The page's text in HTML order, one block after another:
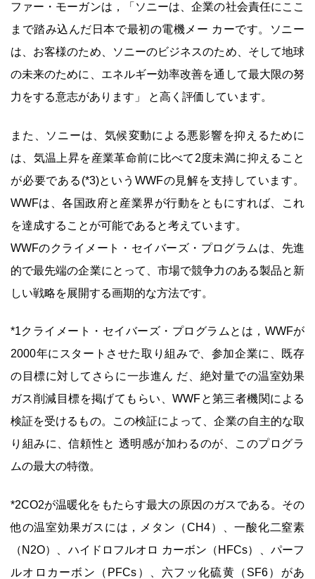
ファー・モーガンは，「ソニーは、企業の社会責任にここ
まで踏み込んだ日本で最初の電機メー カーです。ソニー
は、お客様のため、ソニーのビジネスのため、そして地球
の未来のために、エネルギー効率改善を通して最大限の努
力をする意志があります」 と高く評価しています。
また、ソニーは、気候変動による悪影響を抑えるために
は、気温上昇を産業革命前に比べて2度未満に抑えること
が必要である(*3)というWWFの見解を支持しています。
WWFは、各国政府と産業界が行動をともにすれば、これ
を達成することが可能であると考えています。
WWFのクライメート・セイバーズ・プログラムは、先進
的で最先端の企業にとって、市場で競争力のある製品と新
しい戦略を展開する画期的な方法です。
*1クライメート・セイバーズ・プログラムとは，WWFが
2000年にスタートさせた取り組みで、参加企業に、既存
の目標に対してさらに一歩進ん だ、絶対量での温室効果
ガス削減目標を掲げてもらい、WWFと第三者機関による
検証を受けるもの。この検証によって、企業の自主的な取
り組みに、信頼性と 透明感が加わるのが、このプログラ
ムの最大の特徴。
*2CO2が温暖化をもたらす最大の原因のガスである。その
他の温室効果ガスには，メタン（CH4）、一酸化二窒素
（N2O）、ハイドロフルオロ カーボン（HFCs）、パーフ
ルオロカーボン（PFCs）、六フッ化硫黄（SF6）があ